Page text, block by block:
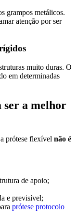
grampos metálicos.
atenção por ser
muito duras. O
em determinadas
ser a melhor
prótese flexível não é
de apoio;
e previsível;
prótese protocolo